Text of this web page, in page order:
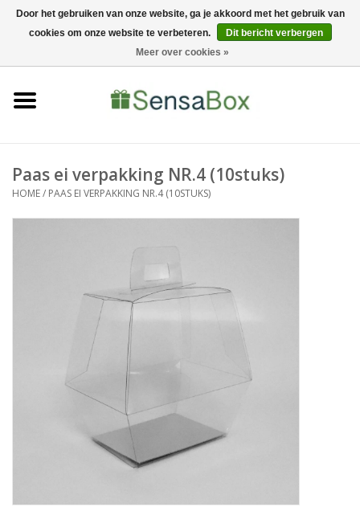
06-22022900 0 Artikelen - €0,00
Bewerkingen
Paas ei verpakking NR.4 (10stuks)
HOME/ PAAS EI VERPAKKING NR.4 (10STUKS)
Door het gebruiken van onze website, ga je akkoord met het gebruik van
cookies om onze website te verbeteren.
Dit bericht verbergen
Meer over cookies »